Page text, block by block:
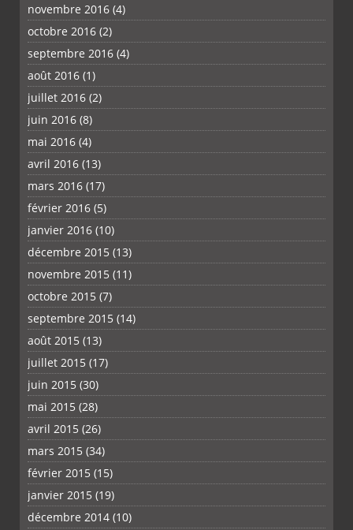
novembre 2016 (4)
octobre 2016 (2)
septembre 2016 (4)
août 2016 (1)
juillet 2016 (2)
juin 2016 (8)
mai 2016 (4)
avril 2016 (13)
mars 2016 (17)
février 2016 (5)
janvier 2016 (10)
décembre 2015 (13)
novembre 2015 (11)
octobre 2015 (7)
septembre 2015 (14)
août 2015 (13)
juillet 2015 (17)
juin 2015 (30)
mai 2015 (28)
avril 2015 (26)
mars 2015 (34)
février 2015 (15)
janvier 2015 (19)
décembre 2014 (10)